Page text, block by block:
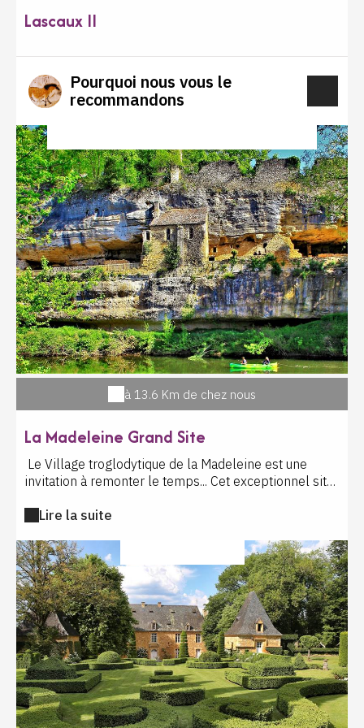
Lascaux II
Pourquoi nous vous le
recommandons
à 13.6 Km de chez nous
La Madeleine Grand Site
Le Village troglodytique de la Madeleine est une
invitation à remonter le temps... Cet exceptionnel site
Vézère, a attiré l'Homme de la préhistoire à nos jours.
cueilleurs semi-nomades s'y sont installés. Le
gisement préhistorique du site a donné son nom à
cette civilisation de la Préhistoire : le Magdalénien.
L'exposition retrace les grandes découvertes du site
archéologique : le Mammouth gravé...dans l'ivoire de
Mammouth, la sépulture de l'enfant de la Madeleine,
dont la parure est faite de plus de 1150 coquillages
percés...Et bien sûr, le chef d'oeuvre qui représente
l'apogée de l'art de nos ancêtres Cro-Magnon : le
Bison "qui se lèche le flanc". A mi-hauteur de la
falaise, vous découvrirez un village troglodytique
Lire la suite